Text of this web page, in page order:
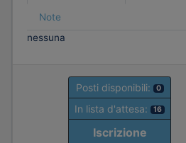
Note
nessuna
Posti disponibili: 0
In lista d'attesa: 16
Iscrizione